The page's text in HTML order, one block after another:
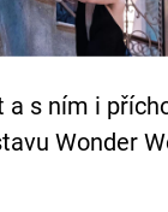
s ním i
Wonder